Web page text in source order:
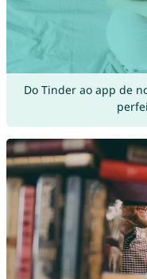
Do Tinder ao app de